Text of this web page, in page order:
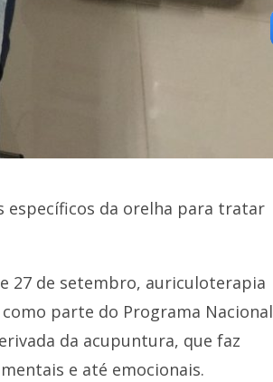
específicos da orelha para tratar
27 de setembro, auriculoterapia
parte do Programa Nacional
da acupuntura, que faz
e até emocionais.